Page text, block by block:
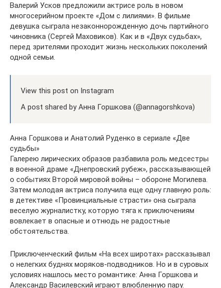
Валерий Усков предложили актрисе роль в новом
многосерийном проекте «Дом с лилиями». В фильме
девушка сыграла незаконнорожденную дочь партийного
чиновника (Сергей Маховиков). Как и в «Двух судьбах»,
перед зрителями проходит жизнь нескольких поколений
одной семьи.
View this post on Instagram
A post shared by Анна Горшкова (@annagorshkova)
Анна Горшкова и Анатолий Руденко в сериале «Две
судьбы»
Галерею лирических образов разбавила роль медсестры
в военной драме «Днепровский рубеж», рассказывающей
о событиях Второй мировой войны – обороне Могилева.
Затем молодая актриса получила еще одну главную роль:
в детективе «Провинциальные страсти» она сыграла
веселую журналистку, которую тяга к приключениям
вовлекает в опасные и отнюдь не радостные
обстоятельства.
Приключенческий фильм «На всех широтах» рассказывал
о нелегких буднях моряков-подводников. Но и в суровых
условиях нашлось место романтике: Анна Горшкова и
Александр Василевский играют влюбленную пару.